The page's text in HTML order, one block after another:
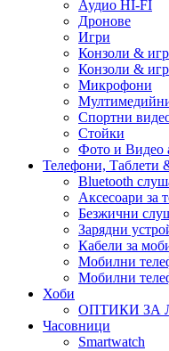
Аудио HI-FI
Дронове
Игри
Конзоли &
Конзоли &
Микрофони
Спортни
Стойки
Фото и Видео
Телефони, Таблети
Bluetooth
Аксесоари за
Безжични
Зарядни
Кабели за
Мобилни
Мобилни
Хоби
ОПТИКИ ЗА
Часовници
Smartwatch